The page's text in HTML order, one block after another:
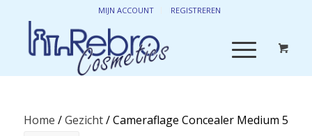
MIJN ACCOUNT REGISTREREN
Home /Gezicht/ Cameraflage Concealer Medium 5